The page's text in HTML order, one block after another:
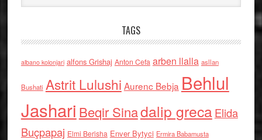
TAGS
albano kolonjari alfons Grishaj Anton Cefa arben llalla asllan
Bushati Astrit Lulushi Aurenc Bebja Behlul
Jashari Beqir Sinadalip grecaElida
Buçpapaj Elmi Berisha Enver Bytyci Ermira Babamusta